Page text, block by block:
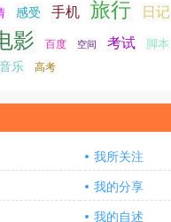
感受 手机 旅行 日记
影 百度 空间 考试 脚本
音乐 高考
我所关注
我的分享
我的自述